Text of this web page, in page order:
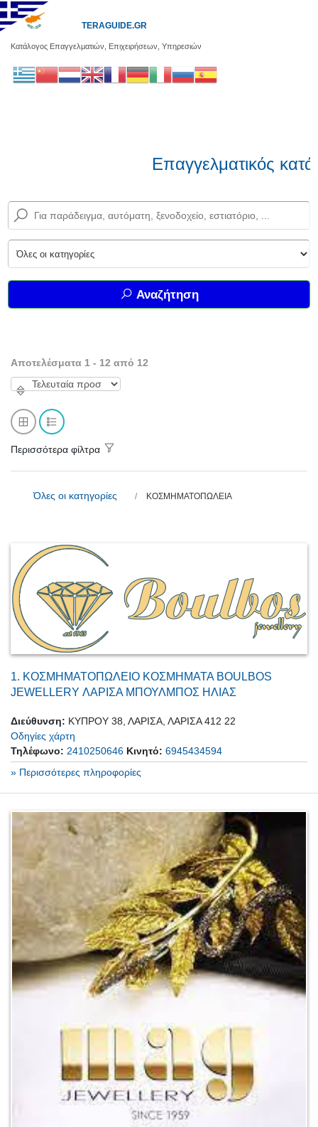
Κατάλογος Επαγγελματιών, Επιχειρήσεων, Υπηρεσιών
TERAGUIDE.GR
Επαγγελματικός
Αναζήτηση
Αποτελέσματα 1 - 12 από 12
Περισσότερα φίλτρα
Όλες οι κατηγορίες ΚΟΣΜΗΜΑΤΟΠΩΛΕΙΑ
1. ΚΟΣΜΗΜΑΤΟΠΩΛΕΙΟ ΚΟΣΜΗΜΑΤΑ BOULBOS
JEWELLERY ΛΑΡΙΣΑ ΜΠΟΥΛΜΠΟΣ ΗΛΙΑΣ
Διεύθυνση: ΚΥΠΡΟΥ 38, ΛΑΡΙΣΑ, ΛΑΡΙΣΑ 412 22
Οδηγίες χάρτη
Τηλέφωνο: 2410250646 Κινητό: 6945434594
» Περισσότερες πληροφορίες